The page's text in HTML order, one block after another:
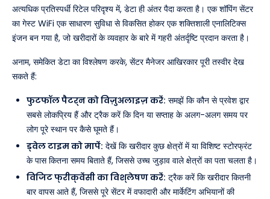
अत्यधिक प्रतिस्पर्धी रिटेल परिदृश्य में, डेटा ही अंतर पैदा करता है। एक शॉपिंग सेंटर
का गेस्ट WiFi एक साधारण सुविधा से विकसित होकर एक शक्तिशाली एनालिटिक्स
इंजन बन गया है, जो खरीदारों के व्यवहार के बारे में गहरी अंतर्दृष्टि प्रदान करता है।
अनाम, समेकित डेटा का विश्लेषण करके, सेंटर मैनेजर आखिरकार पूरी तस्वीर देख
सकते हैं:
फुटफॉल पैटर्न को विज़ुअलाइज़ करें: समझें कि कौन से प्रवेश द्वार
सबसे लोकप्रिय हैं और ट्रैक करें कि दिन या सप्ताह के अलग-अलग समय पर
लोग पूरे स्थान पर कैसे घूमते हैं।
ड्वेल टाइम को मापें: देखें कि खरीदार कुछ क्षेत्रों में या विशिष्ट स्टोरफ्रंट
के पास कितना समय बिताते हैं, जिससे उच्च जुड़ाव वाले क्षेत्रों का पता चलता है।
विजिट फ्रीक्वेंसी का विश्लेषण करें: ट्रैक करें कि खरीदार कितनी
बार वापस आते हैं, जिससे पूरे सेंटर में वफादारी और मार्केटिंग अभियानों की